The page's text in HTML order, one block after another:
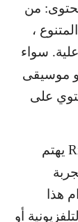
من
،
سواء
موسيقى
على
يهتم
هذا
أو